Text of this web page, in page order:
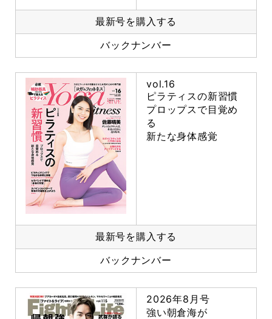
最新号を購入する
バックナンバー
vol.16
ピラティスの新習慣
プロップスで目覚め
る
新たな身体感覚
最新号を購入する
バックナンバー
2026年8月号
強い朝倉海が